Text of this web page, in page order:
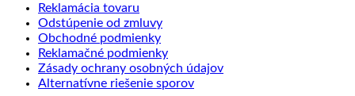
Reklamácia tovaru
Odstúpenie od zmluvy
Obchodné podmienky
Reklamačné podmienky
Zásady ochrany osobných údajov
Alternatívne riešenie sporov